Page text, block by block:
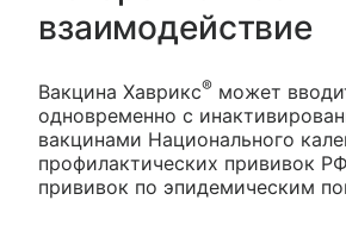
взаимодействие
Вакцина Хаврикс® может
одновременно с
вакцинами Национального
профилактических прививок
прививок по эпидемическим